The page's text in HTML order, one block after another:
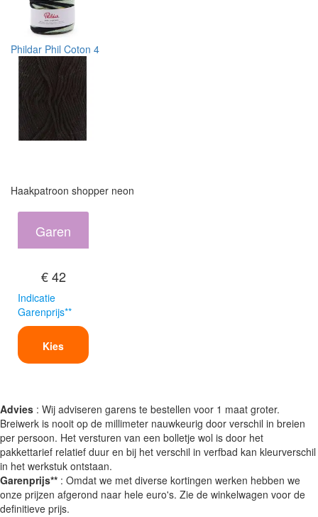
Phildar Phil Coton 4
Haakpatroon shopper neon
Garen
€ 42
Indicatie
Garenprijs**
Kies
Advies : Wij adviseren garens te bestellen voor 1 maat groter.
Breiwerk is nooit op de millimeter nauwkeurig door verschil in breien
per persoon. Het versturen van een bolletje wol is door het
pakkettarief relatief duur en bij het verschil in verfbad kan kleurverschil
in het werkstuk ontstaan.
Garenprijs** : Omdat we met diverse kortingen werken hebben we
onze prijzen afgerond naar hele euro's. Zie de winkelwagen voor de
definitieve prijs.